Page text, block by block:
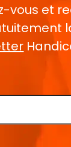
vous et